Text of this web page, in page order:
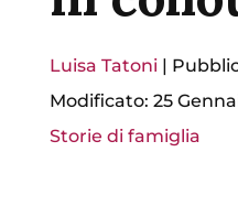
Luisa Tatoni|
Modificato: 25
Storie di famiglia